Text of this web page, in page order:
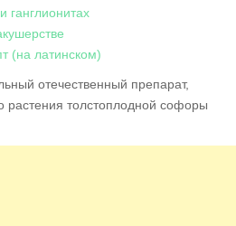
ганглионитах
(на латинском)
отечественный препарат,
растения толстоплодной софоры